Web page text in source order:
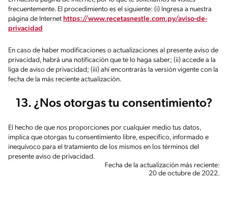
frecuentemente. El procedimiento es el siguiente: (i) Ingresa a nuestra
página de Internet https://www.recetasnestle.com.py/aviso-de-
privacidad
En caso de haber modificaciones o actualizaciones al presente aviso de
privacidad, habrá una notificación que te lo haga saber; (ii) accede a la
liga de aviso de privacidad; (iii) ahí encontrarás la versión vigente con la
fecha de la más reciente actualización.
13. ¿Nos otorgas tu consentimiento?
El hecho de que nos proporciones por cualquier medio tus datos,
implica que otorgas tu consentimiento libre, específico, informado e
inequívoco para el tratamiento de los mismos en los términos del
presente aviso de privacidad.
Fecha de la actualización más reciente:
20 de octubre de 2022.